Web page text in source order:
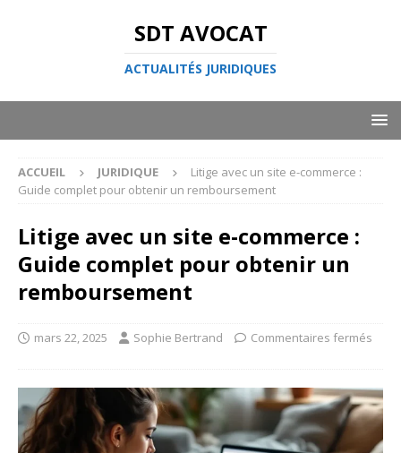
SDT AVOCAT
ACTUALITÉS JURIDIQUES
ACCUEIL JURIDIQUE
Litige avec un site e-commerce :
Guide complet pour obtenir un remboursement
Litige avec un site e-commerce :
Guide complet pour obtenir un
remboursement
mars 22, 2025 Sophie Bertrand Commentaires fermés